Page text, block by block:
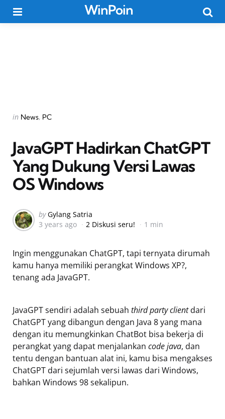
WinPoin
Categories
Posted
in News PC
JavaGPT Hadirkan ChatGPT
Yang Dukung Versi Lawas
OS Windows
Posted
by
by Gylang Satria
3 years ago
2 Diskusi seru! 1 min
Ingin menggunakan ChatGPT, tapi ternyata dirumah
kamu hanya memiliki perangkat Windows XP?,
tenang ada JavaGPT.
JavaGPT sendiri adalah sebuah third party clientdari
ChatGPT yang dibangun dengan Java 8 yang mana
dengan itu memungkinkan ChatBot bisa bekerja di
perangkat yang dapat menjalankan code java, dan
tentu dengan bantuan alat ini, kamu bisa mengakses
ChatGPT dari sejumlah versi lawas dari Windows,
bahkan Windows 98 sekalipun.